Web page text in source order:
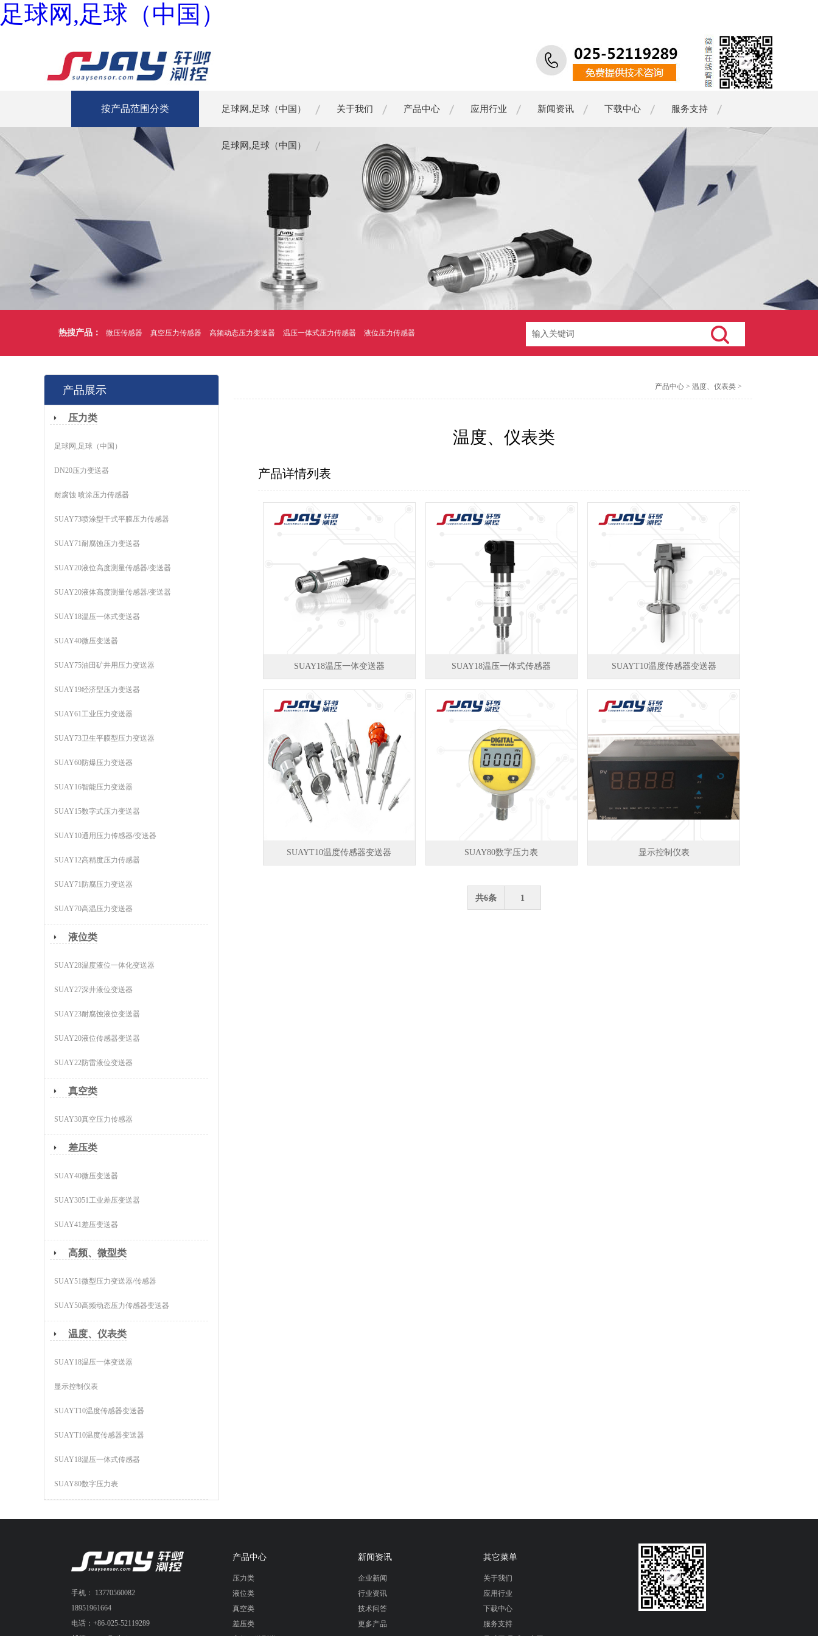
足球网,足球（中国）
按产品范围分类 足球网,足球（中国） 关于我们 产品中心 应用行业 新闻资讯 下载中心 服务支持
足球网,足球（中国）
热搜产品： 微压传感器 真空压力传感器 高频动态压力变送器 温压一体式压力传感器 液位压力传感器
产品中心> 温度、仪表类>
温度、仪表类
产品详情列表
SUAY18温压一体变送器 SUAY18温压一体式传感器 SUAYT10温度传感器变送器
SUAYT10温度传感器变送器 SUAY80数字压力表 显示控制仪表
共6条 1
产品展示
压力类
足球网,足球（中国）
DN20压力变送器
耐腐蚀 喷涂压力传感器
SUAY73喷涂型干式平膜压力传感器
SUAY71耐腐蚀压力变送器
SUAY20液位高度测量传感器/变送器
SUAY20液体高度测量传感器/变送器
SUAY18温压一体式变送器
SUAY40微压变送器
SUAY75油田矿井用压力变送器
SUAY19经济型压力变送器
SUAY61工业压力变送器
SUAY73卫生平膜型压力变送器
SUAY60防爆压力变送器
SUAY16智能压力变送器
SUAY15数字式压力变送器
SUAY10通用压力传感器/变送器
SUAY12高精度压力传感器
SUAY71防腐压力变送器
SUAY70高温压力变送器
液位类
SUAY28温度液位一体化变送器
SUAY27深井液位变送器
SUAY23耐腐蚀液位变送器
SUAY20液位传感器变送器
SUAY22防雷液位变送器
真空类
SUAY30真空压力传感器
差压类
SUAY40微压变送器
SUAY3051工业差压变送器
SUAY41差压变送器
高频、微型类
SUAY51微型压力变送器/传感器
SUAY50高频动态压力传感器变送器
温度、仪表类
SUAY18温压一体变送器
显示控制仪表
SUAYT10温度传感器变送器
SUAYT10温度传感器变送器
SUAY18温压一体式传感器
SUAY80数字压力表
手机： 13770560082
18951961664
电话：+86-025-52119289
产品中心
压力类
液位类
真空类
差压类
新闻资讯
企业新闻
行业资讯
技术问答
更多产品
其它菜单
关于我们
应用行业
下载中心
服务支持